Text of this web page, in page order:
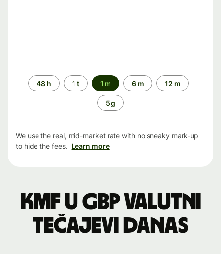
Time
period
48 h 1 t 1 m 6 m 12 m
5 g
We use the real, mid-market rate with no sneaky mark-up
to hide the fees. Learn more
KMF u GBP valutni
tečajevi danas